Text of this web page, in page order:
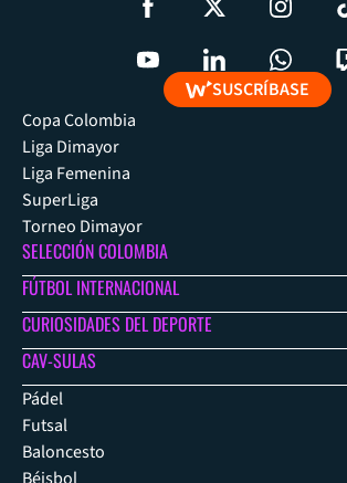
SUSCRÍBASE
Copa Colombia
Liga Dimayor
Liga Femenina
SuperLiga
Torneo Dimayor
SELECCIÓN COLOMBIA
FÚTBOL INTERNACIONAL
CURIOSIDADES DEL DEPORTE
CAV-SULAS
Pádel
Futsal
Baloncesto